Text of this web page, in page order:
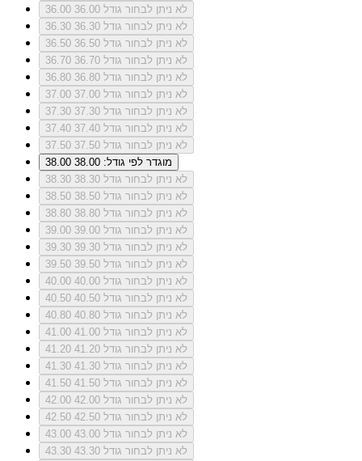
36.00
לא ניתן לבחור גודל 36.00
36.30
לא ניתן לבחור גודל 36.30
36.50
לא ניתן לבחור גודל 36.50
36.70
לא ניתן לבחור גודל 36.70
36.80
לא ניתן לבחור גודל 36.80
37.00
לא ניתן לבחור גודל 37.00
37.30
לא ניתן לבחור גודל 37.30
37.40
לא ניתן לבחור גודל 37.40
37.50
לא ניתן לבחור גודל 37.50
38.00
מוגדר לפי גודל: 38.00
38.30
לא ניתן לבחור גודל 38.30
38.50
לא ניתן לבחור גודל 38.50
38.80
לא ניתן לבחור גודל 38.80
39.00
לא ניתן לבחור גודל 39.00
39.30
לא ניתן לבחור גודל 39.30
39.50
לא ניתן לבחור גודל 39.50
40.00
לא ניתן לבחור גודל 40.00
40.50
לא ניתן לבחור גודל 40.50
40.80
לא ניתן לבחור גודל 40.80
41.00
לא ניתן לבחור גודל 41.00
41.20
לא ניתן לבחור גודל 41.20
41.30
לא ניתן לבחור גודל 41.30
41.50
לא ניתן לבחור גודל 41.50
42.00
לא ניתן לבחור גודל 42.00
42.50
לא ניתן לבחור גודל 42.50
43.00
לא ניתן לבחור גודל 43.00
43.30
לא ניתן לבחור גודל 43.30